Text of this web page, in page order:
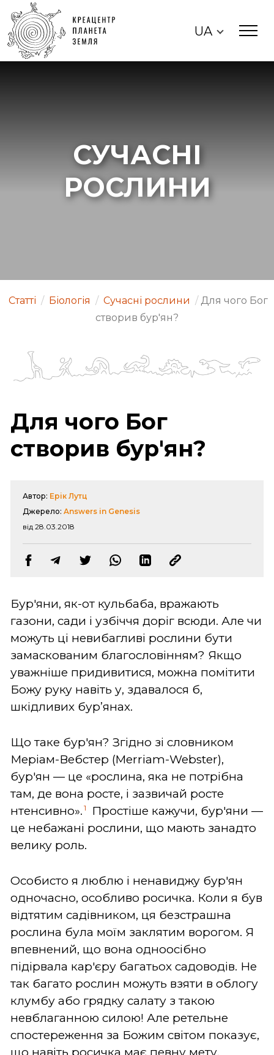
UA
СУЧАСНІ
РОСЛИНИ
Статті / Біологія / Сучасні рослини / Для чого Бог
створив бур'ян?
Для чого Бог
створив бур'ян?
Автор: Ерік Лутц
Джерело: Answers in Genesis
від 28.03.2018
Бур'яни, як-от кульбаба, вражають
газони, сади і узбіччя доріг всюди. Але чи
можуть ці невибагливі рослини бути
замаскованим благословінням? Якщо
уважніше придивитися, можна помітити
Божу руку навіть у, здавалося б,
шкідливих бур’янах.
Що таке бур'ян? Згідно зі словником
Меріам-Вебстер (Merriam-Webster),
бур'ян — це «рослина, яка не потрібна
там, де вона росте, і зазвичай росте
нтенсивно». 1
Простіше кажучи, бур'яни —
це небажані рослини, що мають занадто
велику роль.
Особисто я люблю і ненавиджу бур'ян
одночасно, особливо росичка. Коли я був
відтятим садівником, ця безстрашна
рослина була моїм заклятим ворогом. Я
впевнений, що вона одноосібно
підірвала кар'єру багатьох садоводів. Не
так багато рослин можуть взяти в облогу
клумбу або грядку салату з такою
невблаганною силою! Але ретельне
спостереження за Божим світом показує,